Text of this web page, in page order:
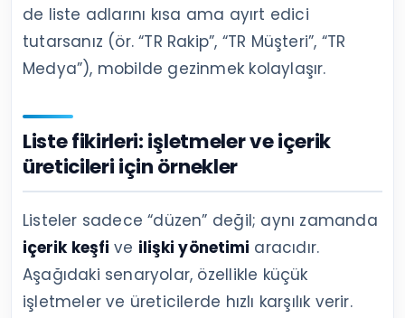
de liste adlarını kısa ama ayırt edici
tutarsanız (ör. “TR Rakip”, “TR Müşteri”, “TR
Medya”), mobilde gezinmek kolaylaşır.
Liste fikirleri: işletmeler ve içerik
üreticileri için örnekler
Listeler sadece “düzen” değil; aynı zamanda
içerik keşfi ve ilişki yönetimi aracıdır.
Aşağıdaki senaryolar, özellikle küçük
işletmeler ve üreticilerde hızlı karşılık verir.